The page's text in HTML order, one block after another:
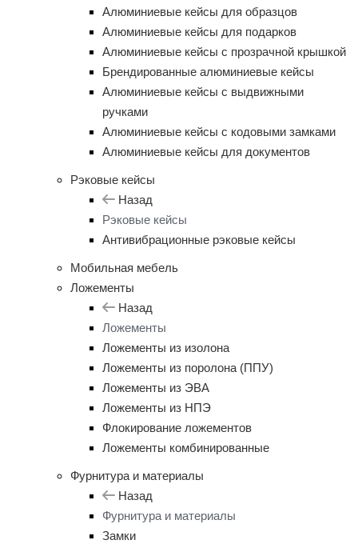
Алюминиевые кейсы для образцов
Алюминиевые кейсы для подарков
Алюминиевые кейсы с прозрачной крышкой
Брендированные алюминиевые кейсы
Алюминиевые кейсы с выдвижными
ручками
Алюминиевые кейсы с кодовыми замками
Алюминиевые кейсы для документов
Рэковые кейсы
Назад
Рэковые кейсы
Антивибрационные рэковые кейсы
Мобильная мебель
Ложементы
Назад
Ложементы
Ложементы из изолона
Ложементы из поролона (ППУ)
Ложементы из ЭВА
Ложементы из НПЭ
Флокирование ложементов
Ложементы комбинированные
Фурнитура и материалы
Назад
Фурнитура и материалы
Замки